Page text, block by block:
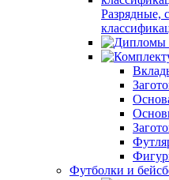
Разрядные,
Футболки и